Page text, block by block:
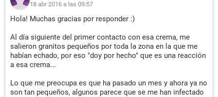
18 abr 2016 a las 09:57
Hola! Muchas gracias por responder :)
Al día siguiente del primer contacto con esa crema, me
salieron granitos pequeños por toda la zona en la que me
habían echado, por eso "doy por hecho" que es una reacción
a esa crema...
Lo que me preocupa es que ha pasado un mes y ahora ya no
son tan pequeños, algunos parece que se me han infectado